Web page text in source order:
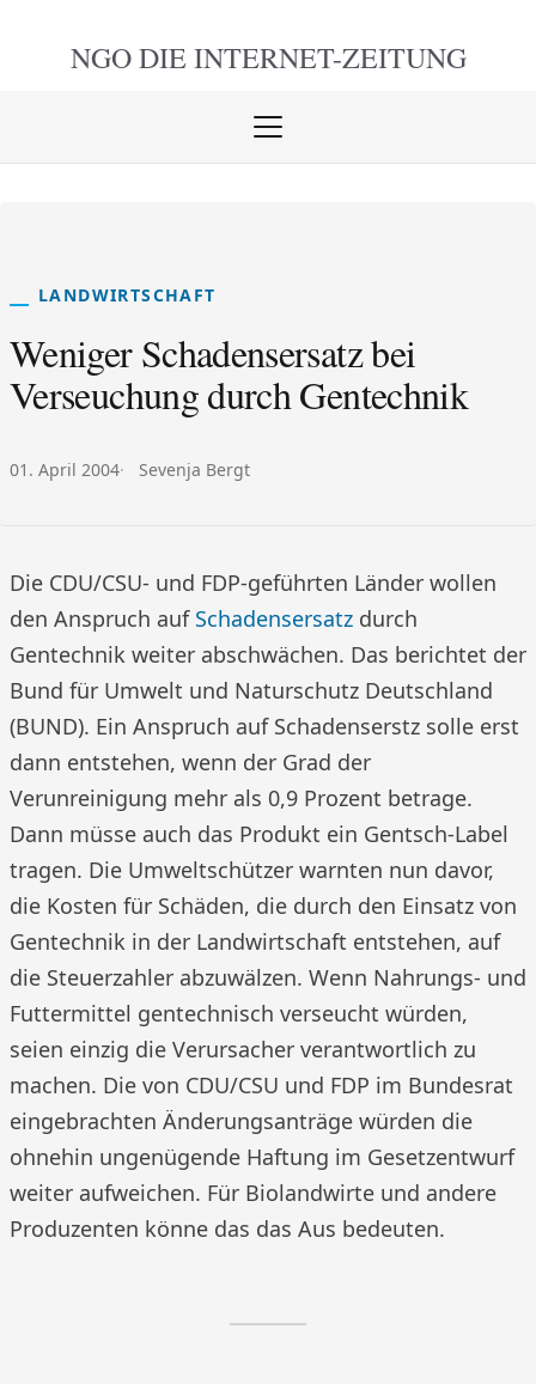
NGO DIE INTERNET-ZEITUNG
Menü
LANDWIRTSCHAFT
Weniger Schadensersatz bei
Verseuchung durch Gentechnik
Veröffentlicht am:
01. April 2004 Autor:
Sevenja Bergt
Die CDU/CSU- und FDP-geführten Länder wollen
den Anspruch auf Schadensersatz durch
Gentechnik weiter abschwächen. Das berichtet der
Bund für Umwelt und Naturschutz Deutschland
(BUND). Ein Anspruch auf Schadenserstz solle erst
dann entstehen, wenn der Grad der
Verunreinigung mehr als 0,9 Prozent betrage.
Dann müsse auch das Produkt ein Gentsch-Label
tragen. Die Umweltschützer warnten nun davor,
die Kosten für Schäden, die durch den Einsatz von
Gentechnik in der Landwirtschaft entstehen, auf
die Steuerzahler abzuwälzen. Wenn Nahrungs- und
Futtermittel gentechnisch verseucht würden,
seien einzig die Verursacher verantwortlich zu
machen. Die von CDU/CSU und FDP im Bundesrat
eingebrachten Änderungsanträge würden die
ohnehin ungenügende Haftung im Gesetzentwurf
weiter aufweichen. Für Biolandwirte und andere
Produzenten könne das das Aus bedeuten.